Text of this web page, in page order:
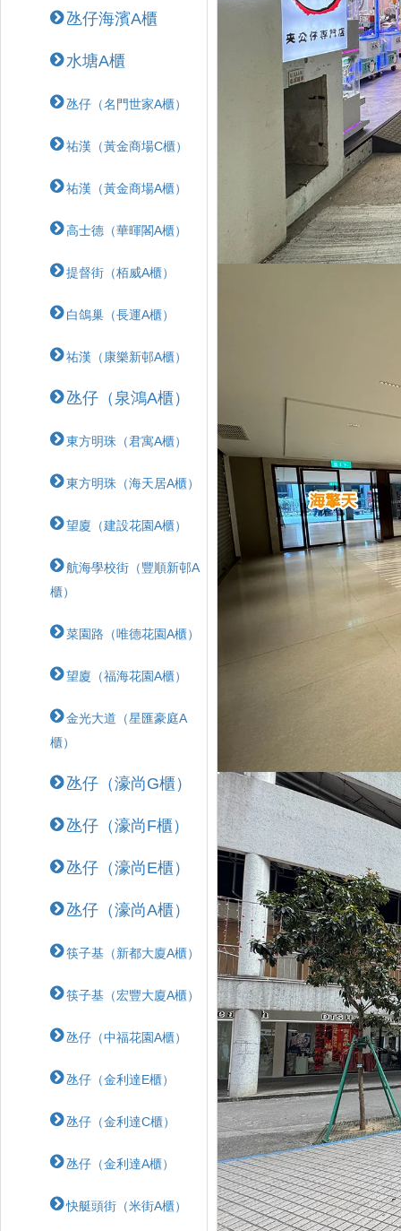
氹仔海濱A櫃
水塘A櫃
氹仔（名門世家A櫃）
祐漢（黃金商場C櫃）
祐漢（黃金商場A櫃）
高士德（華暉閣A櫃）
提督街（栢威A櫃）
白鴿巢（長運A櫃）
祐漢（康樂新邨A櫃）
氹仔（泉鴻A櫃）
東方明珠（君寓A櫃）
東方明珠（海天居A櫃）
望廈（建設花園A櫃）
航海學校街（豐順新邨A
櫃）
菜園路（唯德花園A櫃）
望廈（福海花園A櫃）
金光大道（星匯豪庭A
櫃）
氹仔（濠尚G櫃）
氹仔（濠尚F櫃）
氹仔（濠尚E櫃）
氹仔（濠尚A櫃）
筷子基（新都大廈A櫃）
筷子基（宏豐大廈A櫃）
氹仔（中福花園A櫃）
氹仔（金利達E櫃）
氹仔（金利達C櫃）
氹仔（金利達A櫃）
快艇頭街（米街A櫃）